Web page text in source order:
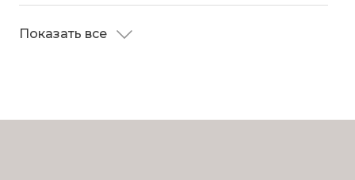
Показать все